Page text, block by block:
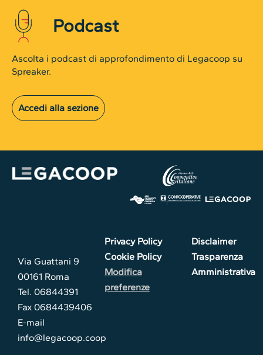
Podcast
Ascolta i podcast di approfondimento di Legacoop su
Spreaker.
Accedi alla sezione
Via Guattani 9
00161 Roma
Tel. 06844391
Fax 0684439406
E-mail
info@legacoop.coop
Privacy Policy
Cookie Policy
Modifica
preferenze
Disclaimer
Trasparenza
Amministrativa